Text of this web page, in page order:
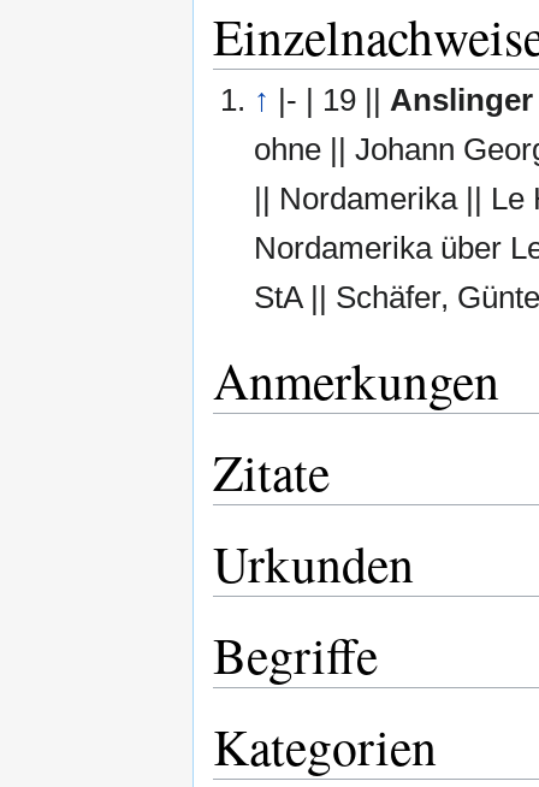
↑ |- | 19 || Anslinger
ohne || Johann
|| Nordamerika ||
Nordamerika über
StA || Schäfer,
Anmerkungen
Zitate
Urkunden
Begriffe
Kategorien